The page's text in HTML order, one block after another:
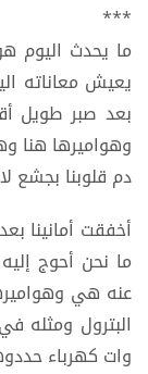
***
ما يحدث اليوم
يعيش معاناته
بعد صبر طويل
وهواميرها هنا
دم قلوبنا بجشع
أخفقت أمانينا
ما نحن أحوج
عنه هي
البترول ومثله
وات كهرباء